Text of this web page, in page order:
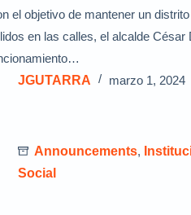
el objetivo de mantener un
en las calles, el alcalde César
JGUTARRA
marzo 1, 2024
Announcements,
Social